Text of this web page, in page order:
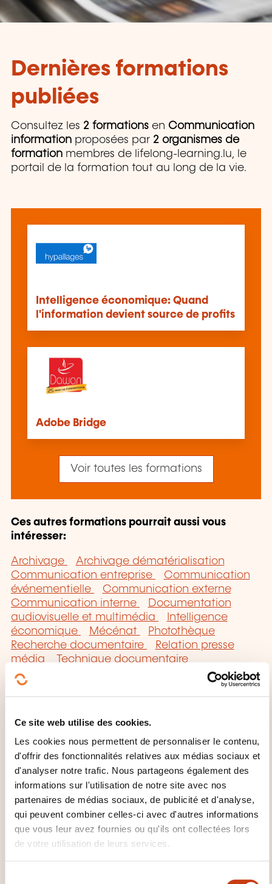
Ce site web utilise des cookies.
Les cookies nous permettent de personnaliser le contenu,
d'offrir des fonctionnalités relatives aux médias sociaux et
d'analyser notre trafic. Nous partageons également des
informations sur l'utilisation de notre site avec nos
partenaires de médias sociaux, de publicité et d'analyse,
qui peuvent combiner celles-ci avec d'autres informations
que vous leur avez fournies ou qu'ils ont collectées lors
de votre utilisation de leurs services.
Dernières formations
publiées
Consultez les 2 formations en Communication
information proposées par 2 organismes de
formation membres de lifelong-learning.lu, le
portail de la formation tout au long de la vie.
Intelligence économique: Quand
l'information devient source de profits
Adobe Bridge
Voir toutes les formations
Ces autres formations pourrait aussi vous
intéresser:
Archivage
Archivage dématérialisation
Communication entreprise
Communication
événementielle
Communication externe
Communication interne
Documentation
audiovisuelle et multimédia
Intelligence
économique
Mécénat
Photothèque
Recherche documentaire
Relation presse
média
Technique documentaire
Cliquez ici pour
retourner à lapage
des familles de
domaines de
formation